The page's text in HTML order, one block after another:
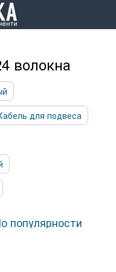
волокна
для подвеса
популярности